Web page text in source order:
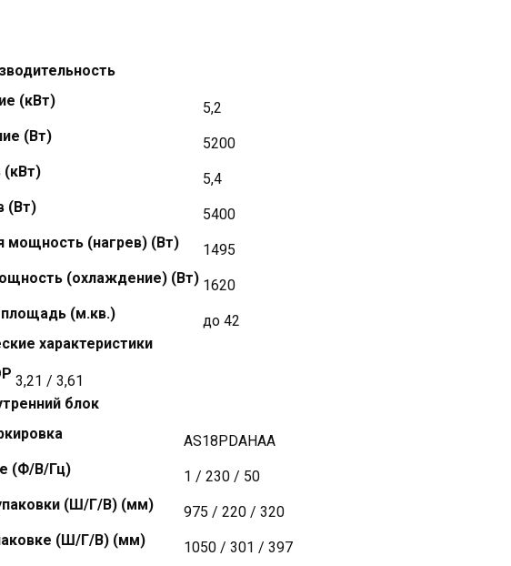
(кВт)
5,2
(Вт)
5200
(кВт)
5,4
(Вт)
5400
мощность (нагрев) (Вт)
1495
(охлаждение) (Вт) 1620
(м.кв.)
до 42
характеристики
3,21 / 3,61
блок
AS18PDAHAA
(Ф/В/Гц)
1 / 230 / 50
(Ш/Г/В) (мм)
975 / 220 / 320
(Ш/Г/В) (мм)
1050 / 301 / 397